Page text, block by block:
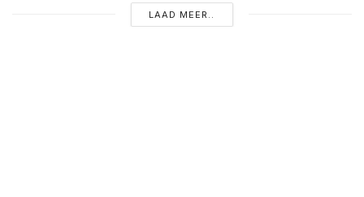
LAAD MEER..